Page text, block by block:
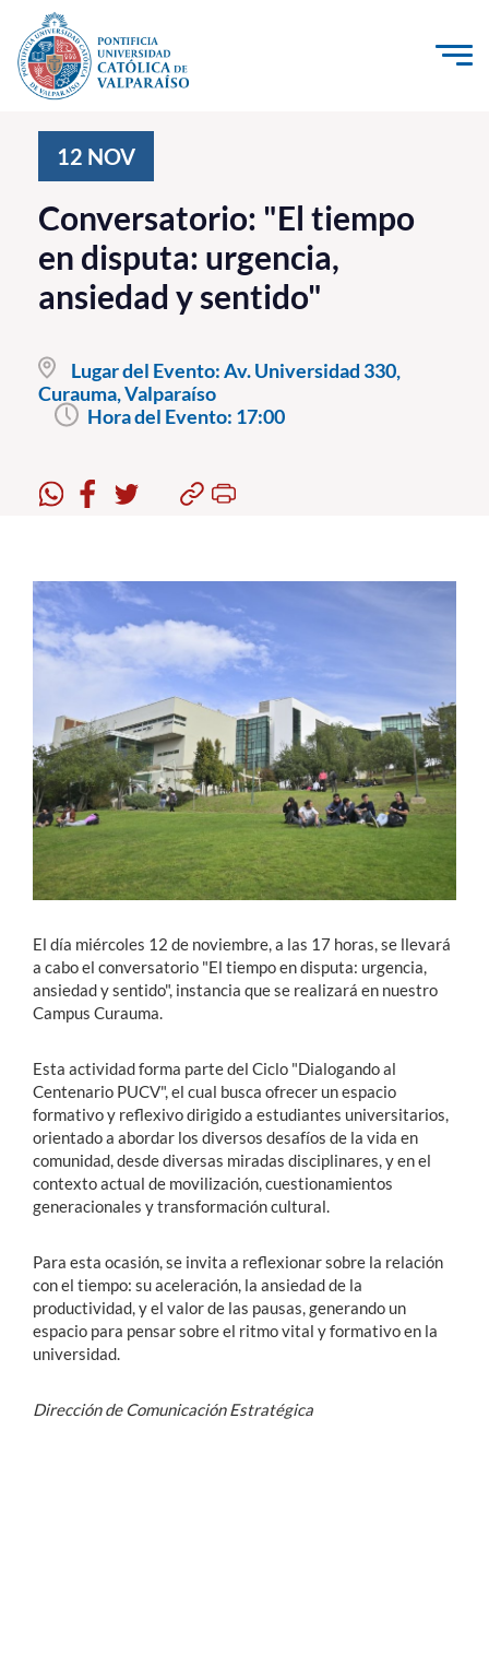
Click acá para ir directamente al contenido
Investigación, Creación e Innovación
PUCV Internacional
Vinculación con el Medio
Pregrado
Postgrado
Formación Continua
Académicos
Funcionarios
English
12 NOV
Conversatorio: "El tiempo
en disputa: urgencia,
ansiedad y sentido"
Lugar del Evento:Av. Universidad 330,
Curauma, Valparaíso
Hora del Evento: 17:00
El día miércoles 12 de noviembre, a las 17 horas, se llevará
a cabo el conversatorio "El tiempo en disputa: urgencia,
ansiedad y sentido", instancia que se realizará en nuestro
Campus Curauma.
Esta actividad forma parte del Ciclo "Dialogando al
Centenario PUCV", el cual busca ofrecer un espacio
formativo y reflexivo dirigido a estudiantes universitarios,
orientado a abordar los diversos desafíos de la vida en
comunidad, desde diversas miradas disciplinares, y en el
contexto actual de movilización, cuestionamientos
generacionales y transformación cultural.
Para esta ocasión, se invita a reflexionar sobre la relación
con el tiempo: su aceleración, la ansiedad de la
productividad, y el valor de las pausas, generando un
espacio para pensar sobre el ritmo vital y formativo en la
universidad.
Dirección de Comunicación Estratégica